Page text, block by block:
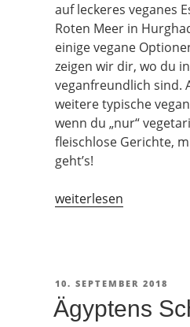
auf leckeres veganes
Roten Meer in
einige vegane
zeigen wir dir, wo du
veganfreundlich sind.
weitere typische
wenn du „nur“
fleischlose Gerichte,
geht’s!
„Vegan
und
Hotels“
weiterlesen
VERÖFFENTLICHT
AM
10. SEPTEMBER 2018
Ägyptens